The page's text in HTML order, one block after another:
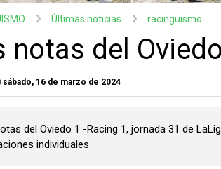
Últimas noticias racinguismo
notas del
sábado, 16 de marzo de 2024
del Oviedo 1 -Racing 1, jornada 31 de
individuales